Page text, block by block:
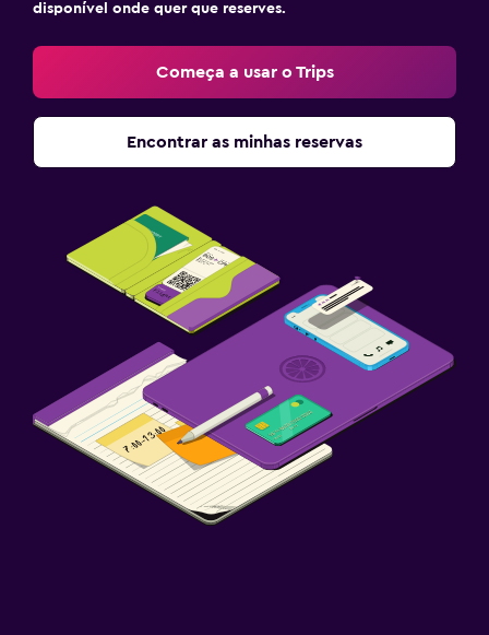
disponível onde quer que reserves.
Começa a usar o Trips
Encontrar as minhas reservas